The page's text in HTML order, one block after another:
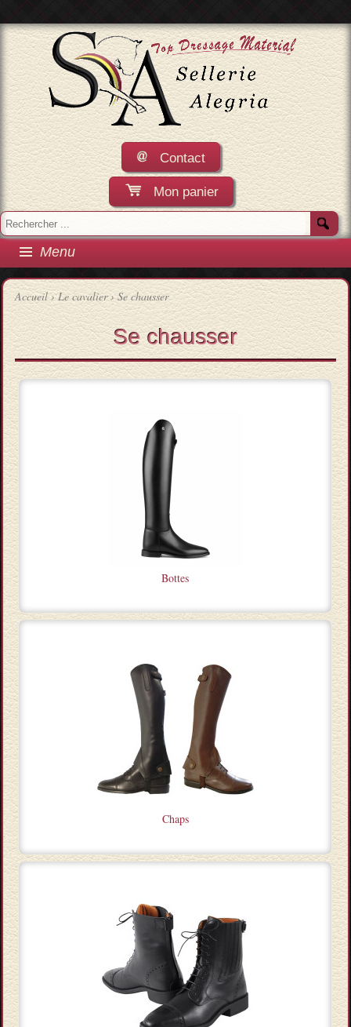
Contact
Mon panier
Menu
Accueil›Le cavalier›Se chausser
Se chausser
Bottes
Chaps